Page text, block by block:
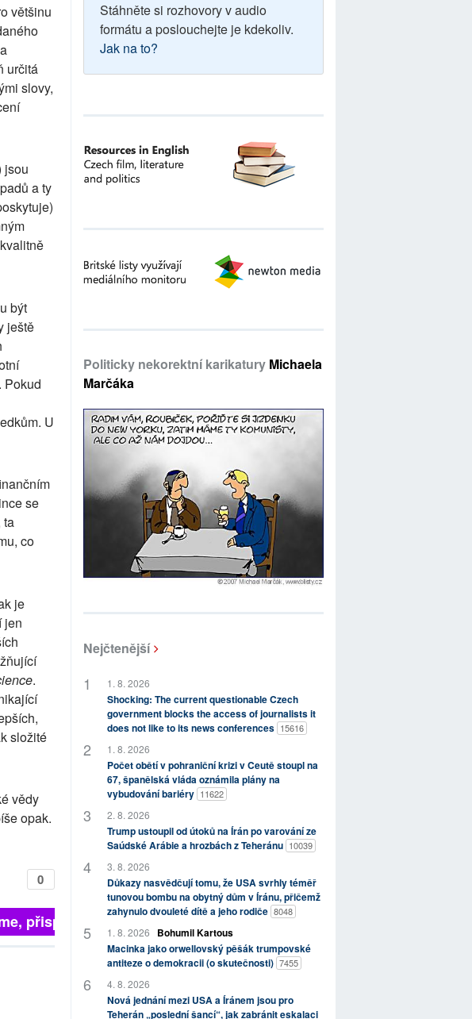
většinu
určitá
slovy,
jsou
a ty
být
ještě
Pokud
U
se
ta
co
je
jen
.
složité
vědy
opak.
0
přispějte. ➥
Stáhněte si rozhovory v audio
formátu a poslouchejte je kdekoliv.
Jak na to?
Politicky nekorektní karikatury Michaela
Marčáka
Nejčtenější
1. 8. 2026
Shocking: The current questionable Czech
government blocks the access of journalists it
does not like to its news conferences 15616
1. 8. 2026
Počet obětí v pohraniční krizi v Ceutě stoupl na
67, španělská vláda oznámila plány na
vybudování bariéry 11622
2. 8. 2026
Trump ustoupil od útoků na Írán po varování ze
Saúdské Arábie a hrozbách z Teheránu 10039
3. 8. 2026
Důkazy nasvědčují tomu, že USA svrhly téměř
tunovou bombu na obytný dům v Íránu, přičemž
zahynulo dvouleté dítě a jeho rodiče 8048
1. 8. 2026
Bohumil Kartous
Macinka jako orwellovský pěšák trumpovské
antiteze o demokracii (o skutečnosti) 7455
4. 8. 2026
Nová jednání mezi USA a Íránem jsou pro
Teherán „poslední šancí“, jak zabránit eskalaci